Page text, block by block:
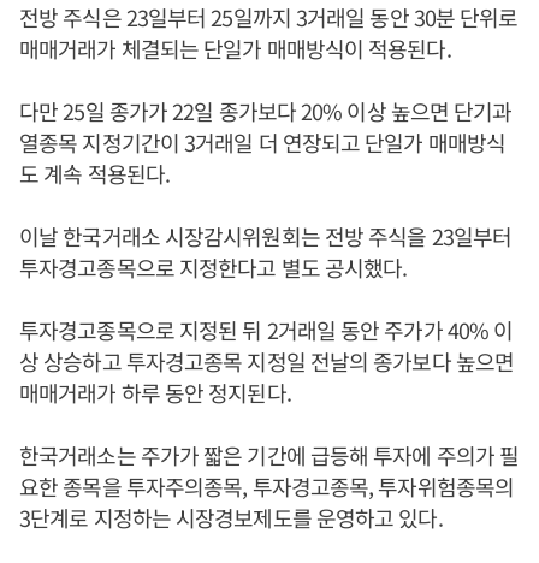
전방 주식은 23일부터 25일까지 3거래일 동안 30분 단위로
매매거래가 체결되는 단일가 매매방식이 적용된다.
다만 25일 종가가 22일 종가보다 20% 이상 높으면 단기과
열종목 지정기간이 3거래일 더 연장되고 단일가 매매방식
도 계속 적용된다.
이날 한국거래소 시장감시위원회는 전방 주식을 23일부터
투자경고종목으로 지정한다고 별도 공시했다.
투자경고종목으로 지정된 뒤 2거래일 동안 주가가 40% 이
상 상승하고 투자경고종목 지정일 전날의 종가보다 높으면
매매거래가 하루 동안 정지된다.
한국거래소는 주가가 짧은 기간에 급등해 투자에 주의가 필
요한 종목을 투자주의종목, 투자경고종목, 투자위험종목의
3단계로 지정하는 시장경보제도를 운영하고 있다.